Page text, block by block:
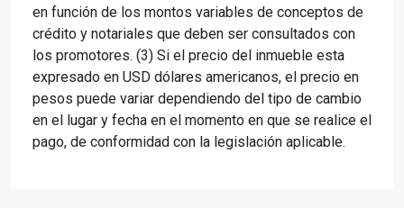
en función de los montos variables de conceptos de
crédito y notariales que deben ser consultados con
los promotores. (3) Si el precio del inmueble esta
expresado en USD dólares americanos, el precio en
pesos puede variar dependiendo del tipo de cambio
en el lugar y fecha en el momento en que se realice el
pago, de conformidad con la legislación aplicable.